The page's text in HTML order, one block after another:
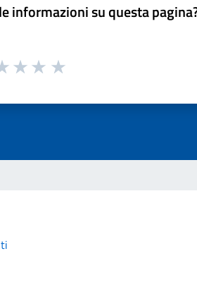
informazioni su questa